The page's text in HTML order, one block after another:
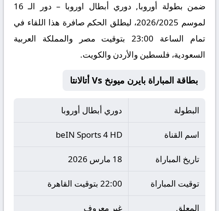
ضمن بطولة أوروبا, دوري أبطال اوروبا – دور الـ 16
لموسم 2026/2025، ليطلق الحكم صافرة هذا اللقاء في
تمام الساعة 23:00 بتوقيت مصر والمملكة العربية
السعودية، فلسطين والأردن والكويت.
بطاقة المباراة بايرن ميونخ Vs أتالانتا
البطولة دوري أبطال أوروبا
اسم القناة beIN Sports 4 HD
تاريخ المباراة 18 مارس 2026
توقيت المباراة 22:00 بتوقيت القاهرة
المعلق غير معروف